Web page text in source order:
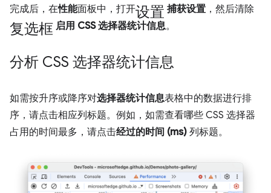
完成后，在性能面板中，打开设置 捕获设置 ，然后清除
复选框 启用 CSS 选择器统计信息。
分析 CSS 选择器统计信息
如需按升序或降序对选择器统计信息表格中的数据进行排
序，请点击相应列标题。例如，如需查看哪些 CSS 选择器
占用的时间最多，请点击经过的时间 (ms) 列标题。